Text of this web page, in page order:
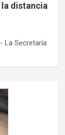
la distancia
La Secretaría